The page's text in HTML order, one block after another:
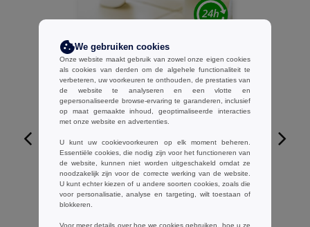
W1
Towel city TC064 - Klassieke badstof
pantoffels (open teen)
We gebruiken cookies
Onze website maakt gebruik van zowel onze eigen cookies
als cookies van derden om de algehele functionaliteit te
verbeteren, uw voorkeuren te onthouden, de prestaties van
de website te analyseren en een vlotte en
gepersonaliseerde browse-ervaring te garanderen, inclusief
op maat gemaakte inhoud, geoptimaliseerde interacties
met onze website en advertenties.
U kunt uw cookievoorkeuren op elk moment beheren.
Essentiële cookies, die nodig zijn voor het functioneren van
de website, kunnen niet worden uitgeschakeld omdat ze
noodzakelijk zijn voor de correcte werking van de website.
U kunt echter kiezen of u andere soorten cookies, zoals die
voor personalisatie, analyse en targeting, wilt toestaan of
blokkeren.
Voor meer details over hoe we cookies gebruiken, hoe u ze